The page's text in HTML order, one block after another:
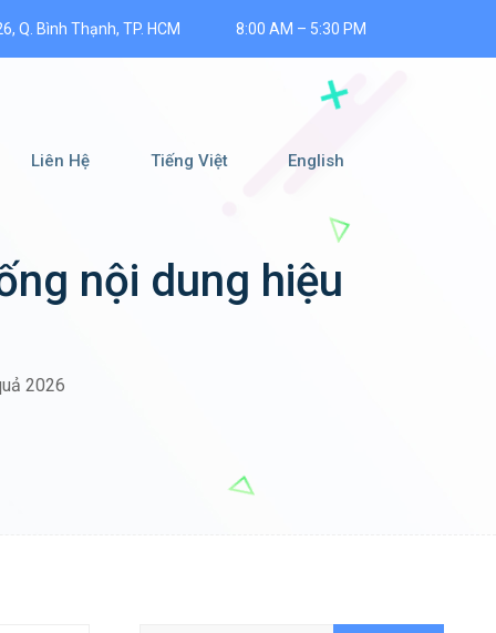
Q. Bình Thạnh, TP. HCM 8:00 AM – 5:30 PM
Liên Hệ Tiếng Việt English
nội dung hiệu
2026